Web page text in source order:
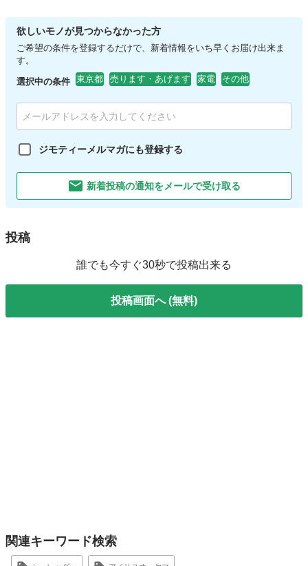
欲しいモノが見つからなかった方
ご希望の条件を登録するだけで、新着情報をいち早くお届け出来ま
す。
選択中の条件 東京都 売ります・あげます 家電 その他
ジモティーメルマガにも登録する
新着投稿の通知をメールで受け取る
投稿
誰でも今すぐ30秒で投稿出来る
投稿画面へ (無料)
関連キーワード検索